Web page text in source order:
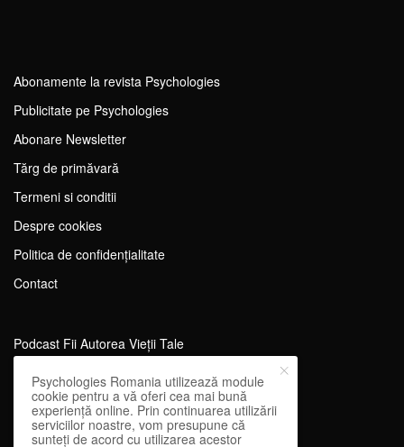
Abonamente la revista Psychologies
Publicitate pe Psychologies
Abonare Newsletter
Tărg de primăvară
Termeni si conditii
Despre cookies
Politica de confidențialitate
Contact
Podcast Fii Autorea Vieții Tale
Evenimente Fii Autoarea Vieții Tale!
SportEdu
Antrenament Mental pentru Sportivi
Psychologies Romania utilizează module
cookie pentru a vă oferi cea mai bună
experiență online. Prin continuarea utilizării
serviciilor noastre, vom presupune că
sunteți de acord cu utilizarea acestor